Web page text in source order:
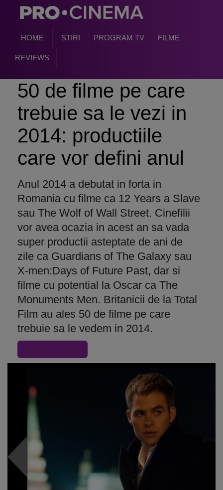
HOME STIRI PROGRAM TV FILME
REVIEWS
50 de filme pe care
trebuie sa le vezi in
2014: productiile
care vor defini anul
Anul 2014 a debutat in forta in
Romania cu filme ca 12 Years a Slave
sau The Wolf of Wall Street. Cinefilii
vor avea ocazia in acest an sa vada
super productii asteptate de ani de
zile ca Guardians of The Galaxy sau
X-men:Days of Future Past, dar si
filme cu potential la Oscar ca The
Monuments Men. Britanicii de la Total
Film au ales 50 de filme pe care
trebuie sa le vedem in 2014.